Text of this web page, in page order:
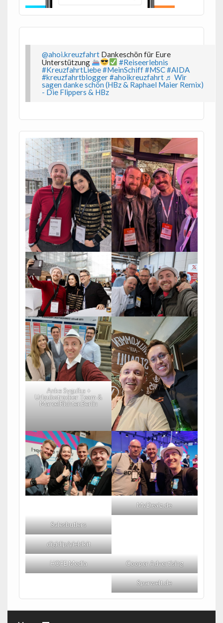
@ahoi.kreuzfahrt Dankeschön für Eure
Unterstützung
#Reiseerlebnis
#KreuzfahrtLiebe#MeinSchiff#MSC#AIDA
#kreuzfahrtblogger#ahoikreuzfahrt ♬ Wir
sagen danke schön (HBz & Raphael Maier Remix)
- Die Flippers & HBz
Anke Sygulka +
Urlaubstracker Team &
MarcelRichter.Berlin
MyDealz.de
Salesbutlers
digidip/yieldkit
HOFE Media Cooper Advertising
Sparwelt.de